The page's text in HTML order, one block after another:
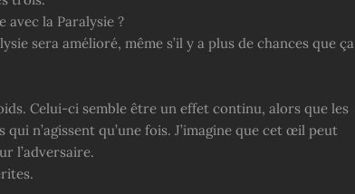
avec la Paralysie ?
sera amélioré, même s’il y a plus de chances que ça
Celui-ci semble être un effet continu, alors que les
n’agissent qu’une fois. J’imagine que cet œil peut
l’adversaire.